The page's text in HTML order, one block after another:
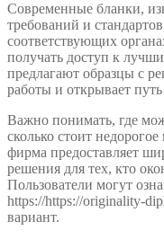
Современные бланки,
требований и
соответствующих
получать доступ к
предлагают образцы с
работы и открывает
Важно понимать, где
сколько стоит
фирма предоставляет
решения для тех, кто
Пользователи могут
https://https://originality-
вариант.